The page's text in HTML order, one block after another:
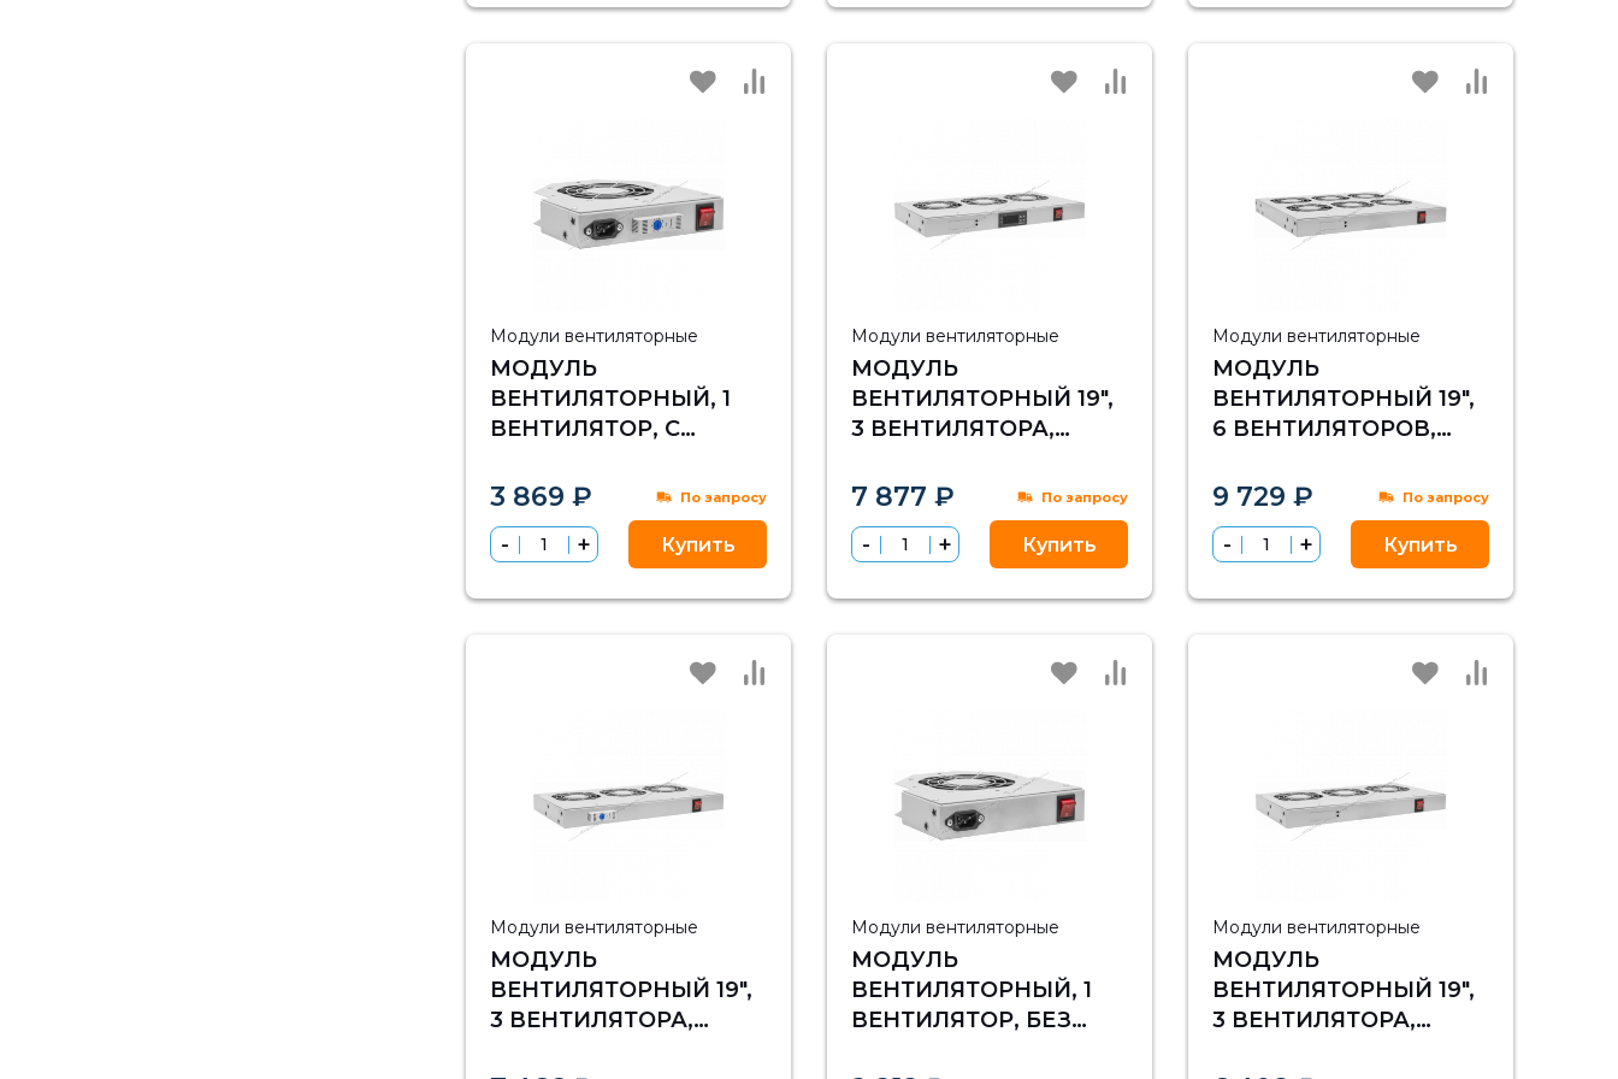
Модули вентиляторные
МОДУЛЬ
ВЕНТИЛЯТОРНЫЙ, 1
ВЕНТИЛЯТОР, С
3 869 ₽ По запросу
Купить
Модули вентиляторные
МОДУЛЬ
ВЕНТИЛЯТОРНЫЙ 19",
3 ВЕНТИЛЯТОРА,
ГЛУБИНА 230-415ММ, С
ЦИФРОВЫМ
ТЕРМОРЕГУЛЯТОРОМ
7 877 ₽ По запросу
Купить
Модули вентиляторные
МОДУЛЬ
ВЕНТИЛЯТОРНЫЙ 19",
6 ВЕНТИЛЯТОРОВ,
ГЛУБИНА 460-830ММ,
ТЕРМОРЕГУЛЯТОРА
9 729 ₽ По запросу
Купить
Модули вентиляторные
МОДУЛЬ
ВЕНТИЛЯТОРНЫЙ 19",
3 ВЕНТИЛЯТОРА,
Модули вентиляторные
МОДУЛЬ
ВЕНТИЛЯТОРНЫЙ, 1
ВЕНТИЛЯТОР, БЕЗ
Модули вентиляторные
МОДУЛЬ
ВЕНТИЛЯТОРНЫЙ 19",
3 ВЕНТИЛЯТОРА,